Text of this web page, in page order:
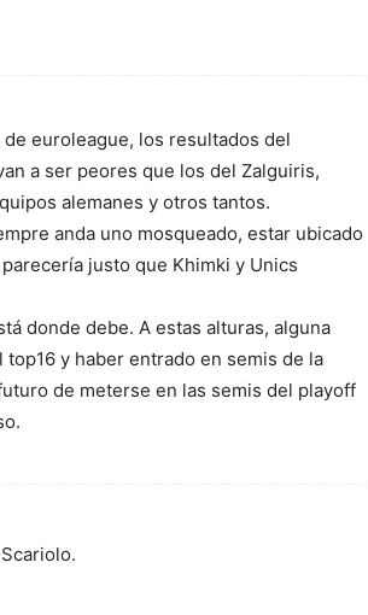
euroleague, los resultados del
a ser peores que los del Zalguiris,
alemanes y otros tantos.
anda uno mosqueado, estar ubicado
justo que Khimki y Unics
donde debe. A estas alturas, alguna
top16 y haber entrado en semis de la
de meterse en las semis del playoff